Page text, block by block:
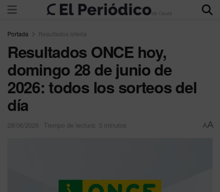
Portada Resultados loteria
Resultados ONCE hoy,
domingo 28 de junio de
2026: todos los sorteos del
día
28/06/2026 Tiempo de lectura: 3 minutos AA